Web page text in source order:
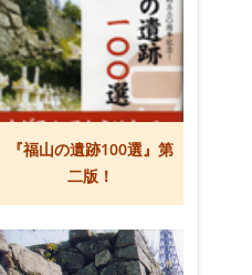
『福山の遺跡100選』第
二版！